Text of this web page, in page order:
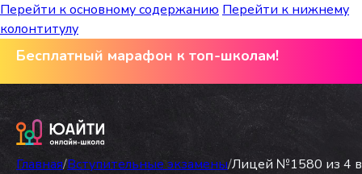
Перейти к основному содержанию Перейти к нижнему
колонтитулу
Бесплатный марафон к топ-школам!
Главная/Вступительные экзамены/Лицей №1580 из 4 в